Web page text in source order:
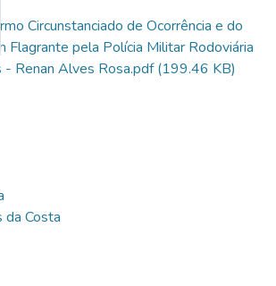
Circunstanciado de Ocorrência e do
Flagrante pela Polícia Militar Rodoviária
- Renan Alves Rosa.pdf(199.46 KB)
da Costa